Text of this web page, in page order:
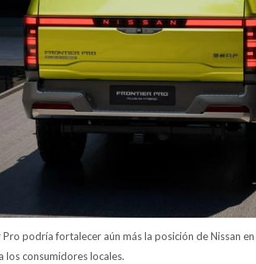
podría fortalecer aún más la posición de Nissan
los consumidores locales.